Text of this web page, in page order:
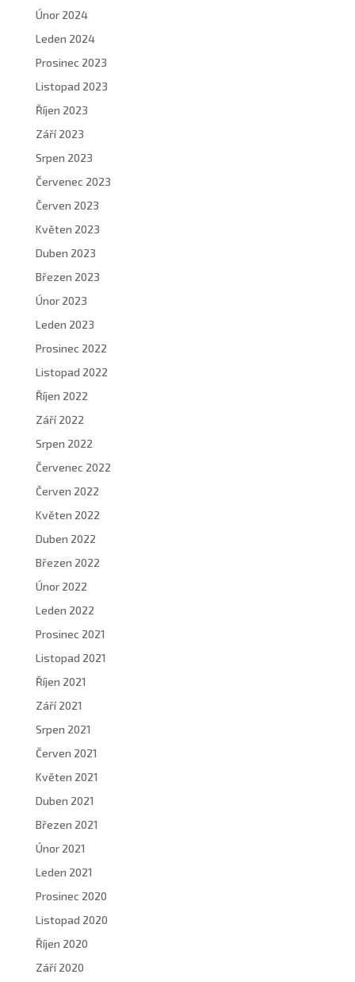
Únor 2024
Leden 2024
Prosinec 2023
Listopad 2023
Říjen 2023
Září 2023
Srpen 2023
Červenec 2023
Červen 2023
Květen 2023
Duben 2023
Březen 2023
Únor 2023
Leden 2023
Prosinec 2022
Listopad 2022
Říjen 2022
Září 2022
Srpen 2022
Červenec 2022
Červen 2022
Květen 2022
Duben 2022
Březen 2022
Únor 2022
Leden 2022
Prosinec 2021
Listopad 2021
Říjen 2021
Září 2021
Srpen 2021
Červen 2021
Květen 2021
Duben 2021
Březen 2021
Únor 2021
Leden 2021
Prosinec 2020
Listopad 2020
Říjen 2020
Září 2020